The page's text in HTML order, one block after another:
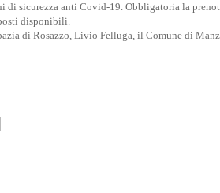
sicurezza anti Covid-19. Obbligatoria la
disponibili.
di Rosazzo, Livio Felluga, il Comune di